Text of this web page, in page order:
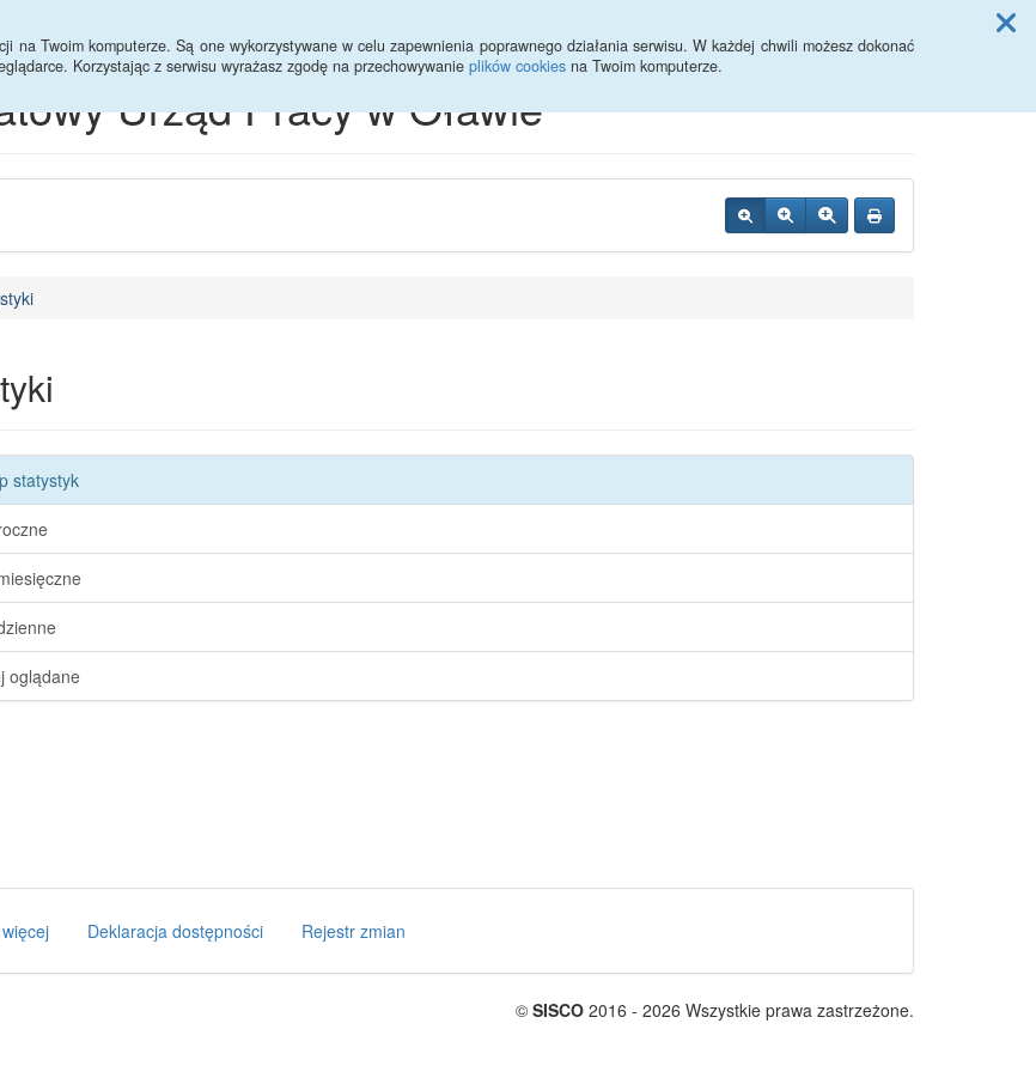
na Twoim komputerze. Są one wykorzystywane w celu zapewnienia poprawnego działania serwisu. W każdej chwili możesz dokonać
Korzystając z serwisu wyrażasz zgodę na przechowywanie plików cookies na Twoim komputerze.
Urząd Pracy w Oławie
statystyk
oglądane
Deklaracja dostępności Rejestr zmian
© SISCO 2016 - 2026 Wszystkie prawa zastrzeżone.